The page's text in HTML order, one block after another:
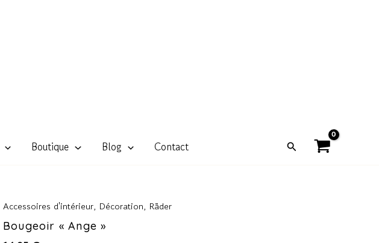
Boutique Blog Contact Rechercher
Accessoires d'intérieur, Décoration, Räder
Bougeoir « Ange »
quantité
Bougeoir